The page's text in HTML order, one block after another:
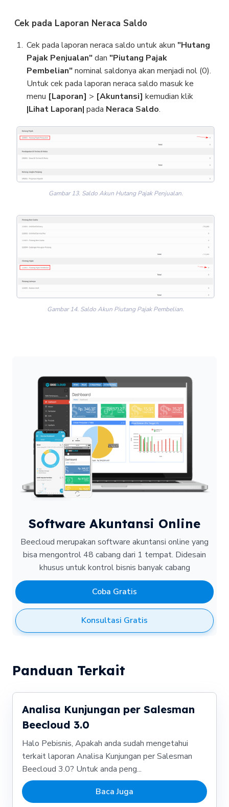
Cek pada Laporan Neraca Saldo
Cek pada laporan neraca saldo untuk akun "Hutang
Pajak Penjualan"dan "Piutang Pajak
Pembelian"nominal saldonya akan menjadi nol (0).
Untuk cek pada laporan neraca saldo masuk ke
menu [Laporan] > [Akuntansi] kemudian klik
|Lihat Laporan| pada Neraca Saldo.
Gambar 13. Saldo Akun Hutang Pajak Penjualan.
Gambar 14. Saldo Akun Piutang Pajak Pembelian.
Software Akuntansi Online
Beecloud merupakan software akuntansi online yang
bisa mengontrol 48 cabang dari 1 tempat. Didesain
khusus untuk kontrol bisnis banyak cabang
Coba Gratis
Konsultasi Gratis
Panduan Terkait
Analisa Kunjungan per Salesman
Beecloud 3.0
Halo Pebisnis, Apakah anda sudah mengetahui
terkait laporan Analisa Kunjungan per Salesman
Beecloud 3.0? Untuk anda peng...
Baca Juga